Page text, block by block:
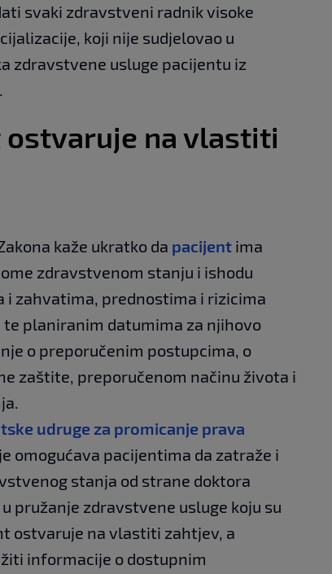
svaki zdravstveni radnik visoke
koji nije sudjelovao u
zdravstvene usluge pacijentu iz
ostvaruje na vlastiti
kaže ukratko da pacijent ima
zdravstvenom stanju i ishodu
zahvatima, prednostima i rizicima
planiranim datumima za njihovo
o preporučenim postupcima, o
zaštite, preporučenom načinu života i
udruge za promicanje prava
omogućava pacijentima da zatraže i
stanja od strane doktora
pružanje zdravstvene usluge koju su
ostvaruje na vlastiti zahtjev, a
informacije o dostupnim